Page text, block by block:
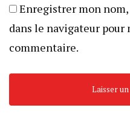
Enregistrer mon
dans le navigateur pour
commentaire.